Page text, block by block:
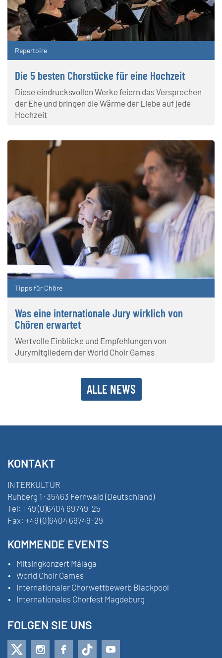
Repertoire
Die 5 besten Chorstücke für eine Hochzeit
Diese eindrucksvollen Werke feiern das Versprechen
der Ehe und bringen die Wärme der Liebe auf jede
Hochzeit
Tipps für Chöre
Was eine internationale Jury wirklich von
Chören erwartet
Wertvolle Einblicke und Empfehlungen von
Jurymitgliedern der World Choir Games
ALLE NEWS
KONTAKT
INTERKULTUR
Ruhberg 1 · 35463 Fernwald (Deutschland)
Tel: +49 (0)6404 69749-25
Fax: +49 (0)6404 69749-29
KOMMENDE EVENTS
Mitsingkonzert Málaga
World Choir Games
Internationaler Chorwettbewerb Blackpool
Internationales Chorfest Magdeburg
FOLGEN SIE UNS